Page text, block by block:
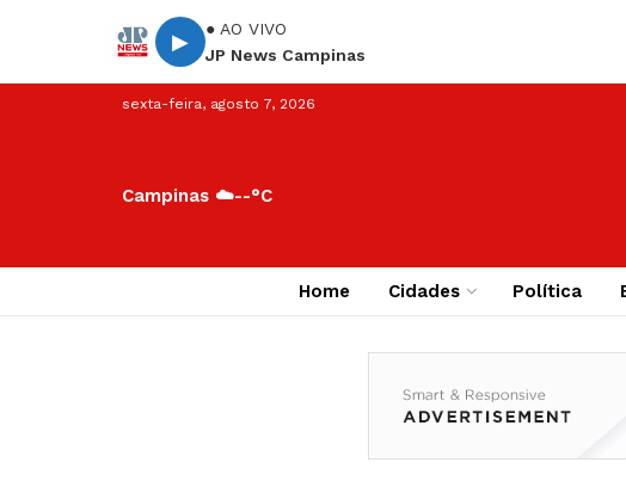
▶
● AO VIVO
JP News Campinas
sexta-feira, agosto 7, 2026
Campinas ☁️--°C
Home Cidades Política